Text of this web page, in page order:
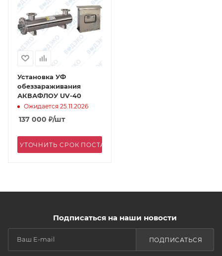
Установка УФ
обеззараживания
АКВАФЛОУ UV-40
Ожидается 25.11.2026
137 000 ₽/шт
УТОЧНИТЬ СРОК ПОСТАВКИ
Подписаться на наши новости
ПОДПИСАТЬСЯ